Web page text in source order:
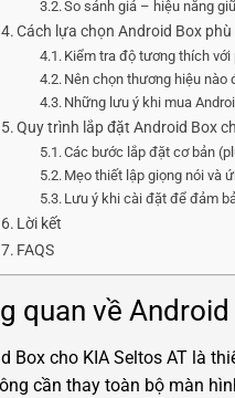
So sánh giá – hiệu năng
Cách lựa chọn Android Box phù
Kiểm tra độ tương thích với
Nên chọn thương hiệu nào
Những lưu ý khi mua
Quy trình lắp đặt Android Box
Các bước lắp đặt cơ bản
Mẹo thiết lập giọng nói và
Lưu ý khi cài đặt để đảm
Lời kết
FAQS
quan về
Box cho KIA Seltos AT là
cần thay toàn bộ màn